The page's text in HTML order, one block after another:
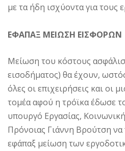
με τα ήδη ισχύοντα για τους
ΕΦΑΠΑΞ ΜΕΙΩΣΗ ΕΙΣΦΟΡΩΝ
Μείωση του κόστους
εισοδήματος) θα έχουν,
όλες οι επιχειρήσεις και οι
τομέα αφού η τρόϊκα έδωσε
υπουργό Εργασίας,
Πρόνοιας Γιάννη Βρούτση
εφάπαξ μείωση των